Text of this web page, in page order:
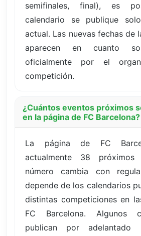
semifinales, final), es
calendario se publique
actual. Las nuevas fechas de
aparecen en cuanto
oficialmente por el
competición.
¿Cuántos eventos próximos
en la página de FC Barcelona?
La página de FC
actualmente 38 próximos
número cambia con
depende de los calendarios
distintas competiciones en
FC Barcelona. Algunos
publican por